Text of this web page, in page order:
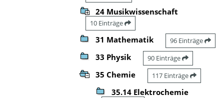
24 Musikwissenschaft
10 Einträge
31 Mathematik 96 Einträge
33 Physik 90 Einträge
35 Chemie 117 Einträge
35.14 Elektrochemie